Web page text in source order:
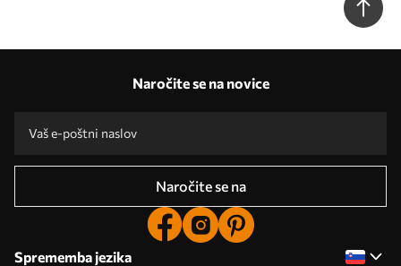
Naročite se na novice
Naročite se na
Sprememba jezika